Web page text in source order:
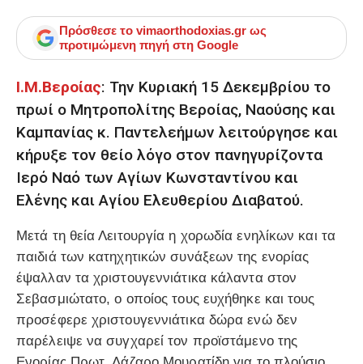
Πρόσθεσε το vimaorthodoxias.gr ως
προτιμώμενη πηγή στη Google
Ι.Μ.Βεροίας: Την Κυριακή 15 Δεκεμβρίου το
πρωί ο Μητροπολίτης Βεροίας, Ναούσης και
Καμπανίας κ. Παντελεήμων λειτούργησε και
κήρυξε τον θείο λόγο στον πανηγυρίζοντα
Ιερό Ναό των Αγίων Κωνσταντίνου και
Ελένης και Αγίου Ελευθερίου Διαβατού.
Μετά τη θεία Λειτουργία η χορωδία ενηλίκων και τα
παιδιά των κατηχητικών συνάξεων της ενορίας
έψαλλαν τα χριστουγεννιάτικα κάλαντα στον
Σεβασμιώτατο, ο οποίος τους ευχήθηκε και τους
προσέφερε χριστουγεννιάτικα δώρα ενώ δεν
παρέλειψε να συγχαρεί τον προϊστάμενο της